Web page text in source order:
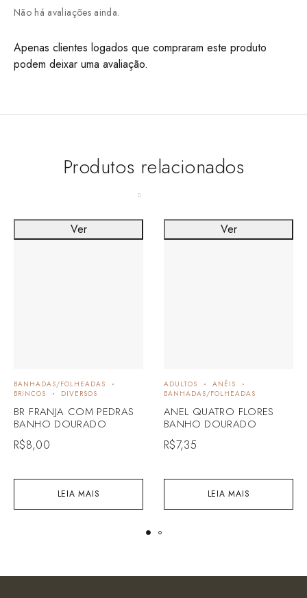
Não há avaliações ainda.
Apenas clientes logados que compraram este produto
podem deixar uma avaliação.
Produtos relacionados
LEIA MAIS
BANHADAS/FOLHEADAS
BRINCOS
DIVERSOS
BR FRANJA COM PEDRAS
BANHO DOURADO
R$8,00
Ver
LEIA MAIS
ADULTOS
ANÉIS
BANHADAS/FOLHEADAS
ANEL QUATRO FLORES
BANHO DOURADO
R$7,35
Ver